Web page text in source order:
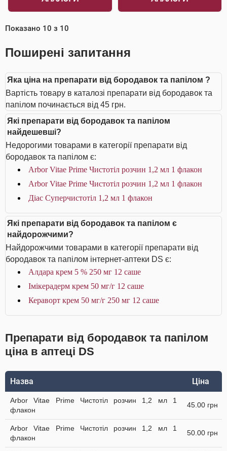
Показано 10 з 10
Поширені запитання
Яка ціна на препарати від бородавок та папілом ?
Вартість товару в каталозі препарати від бородавок та
папілом починається від 45 грн.
Які препарати від бородавок та папілом
найдешевші?
Недорогими товарами в категорії препарати від
бородавок та папілом є:
Arbor Vitae Prime Чистотіл розчин 1,2 мл 1 флакон
Arbor Vitae Prime Чистотіл розчин 1,2 мл 1 флакон
Діас Суперчистотіл 1,2 мл 1 флакон
Які препарати від бородавок та папілом є
найдорожчими?
Найдорожчими товарами в категорії препарати від
бородавок та папілом інтернет-аптеки DS є:
Алдара крем 5 % 250 мг 12 саше
Імікерадерм крем 50 мг/г 12 саше
Кераворт крем 50 мг/г 250 мг 12 саше
Препарати від бородавок та папілом
ціна в аптеці DS
Назва Ціна
Arbor Vitae Prime Чистотіл розчин 1,2 мл 1
флакон
45.00 грн
Arbor Vitae Prime Чистотіл розчин 1,2 мл 1
флакон
50.00 грн